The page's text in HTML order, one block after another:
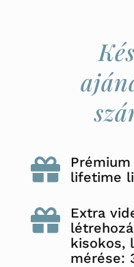

lifetime

Extra
kisokos,
mérése: